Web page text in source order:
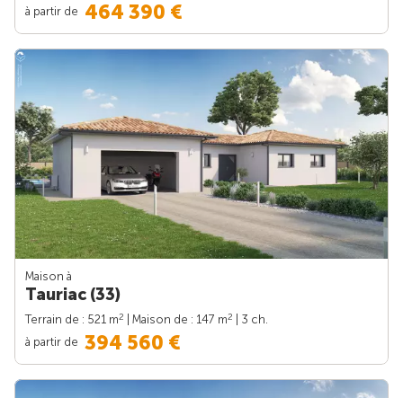
à partir de 464 390 €
Maison à
Tauriac (33)
Terrain de : 521 m2 | Maison de : 147 m2
| 3 ch.
à partir de 394 560 €